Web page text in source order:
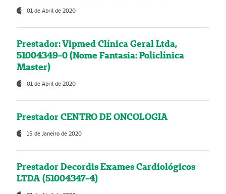
01 de Abril de 2020
Prestador: Vipmed Clínica Geral Ltda,
51004349-0 (Nome Fantasia: Policlínica
Master)
01 de Abril de 2020
Prestador CENTRO DE ONCOLOGIA
15 de Janeiro de 2020
Prestador Decordis Exames Cardiológicos
LTDA (51004347-4)